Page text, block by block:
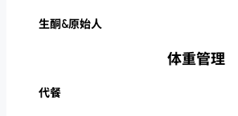
生酮&原始人
体重管理
代餐